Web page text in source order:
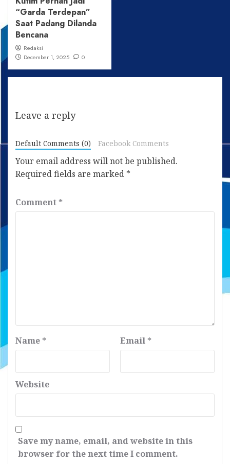
“Garda Terdepan”
Saat Padang Dilanda
Bencana
Redaksi
December 1, 2025
0
Leave a reply
Default Comments (0) Facebook Comments
Your email address will not be published.
Required fields are marked *
Comment *
Name * Email *
Website
Save my name, email, and website in this
browser for the next time I comment.